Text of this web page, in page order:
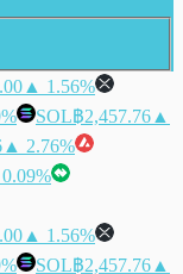
▲ 1.56%
SOL฿2,457.76 ▲
▲ 2.76%
▲ 1.56%
SOL฿2,457.76 ▲